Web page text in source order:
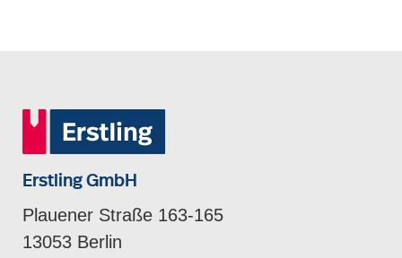
Erstling GmbH
Plauener Straße 163-165
13053 Berlin